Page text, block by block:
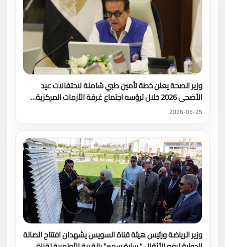
وزير الصحة يعلن خطة تأمين طبي شاملة لاحتفالات عيد
الأضحى 2026 خلال ترؤسه اجتماع غرفة الأزمات المركزية…
2026-05-25
وزير الرياضة ورئيس هيئة قناة السويس يشهدان افتتاح الصالة